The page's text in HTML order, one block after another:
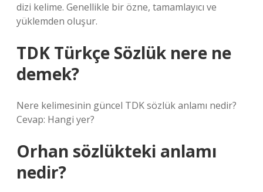
dizi kelime. Genellikle bir özne, tamamlayıcı ve
yüklemden oluşur.
TDK Türkçe Sözlük nere ne
demek?
Nere kelimesinin güncel TDK sözlük anlamı nedir?
Cevap: Hangi yer?
Orhan sözlükteki anlamı
nedir?